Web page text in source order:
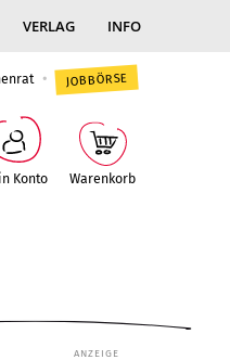
VERLAG INFO
JOBBÖRSE
Konto Warenkorb